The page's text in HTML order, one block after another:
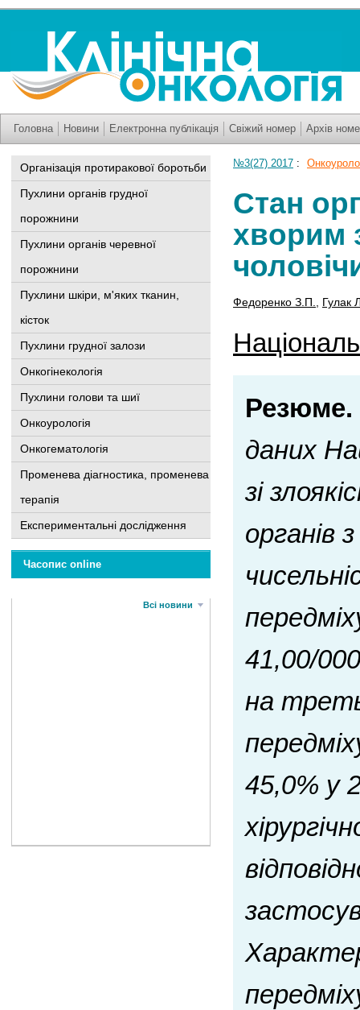
Головна Новини Електронна публікація Свіжий номер Архів
Організація протиракової боротьби
Пухлини органів грудної
порожнини
Пухлини органів черевної
порожнини
Пухлини шкіри, м'яких тканин,
кісток
Пухлини грудної залози
Онкогінекологія
Пухлини голови та шиї
Онкоурологія
Онкогематологія
Променева діагностика, променева
терапія
Експериментальні дослідження
Часопис online
Всі новини
№3(27) 2017 :
Стан
хворим
Федоренко З.П. Гулак
Резюме.
даних
зі
органів
41,00/
на
45,0% у